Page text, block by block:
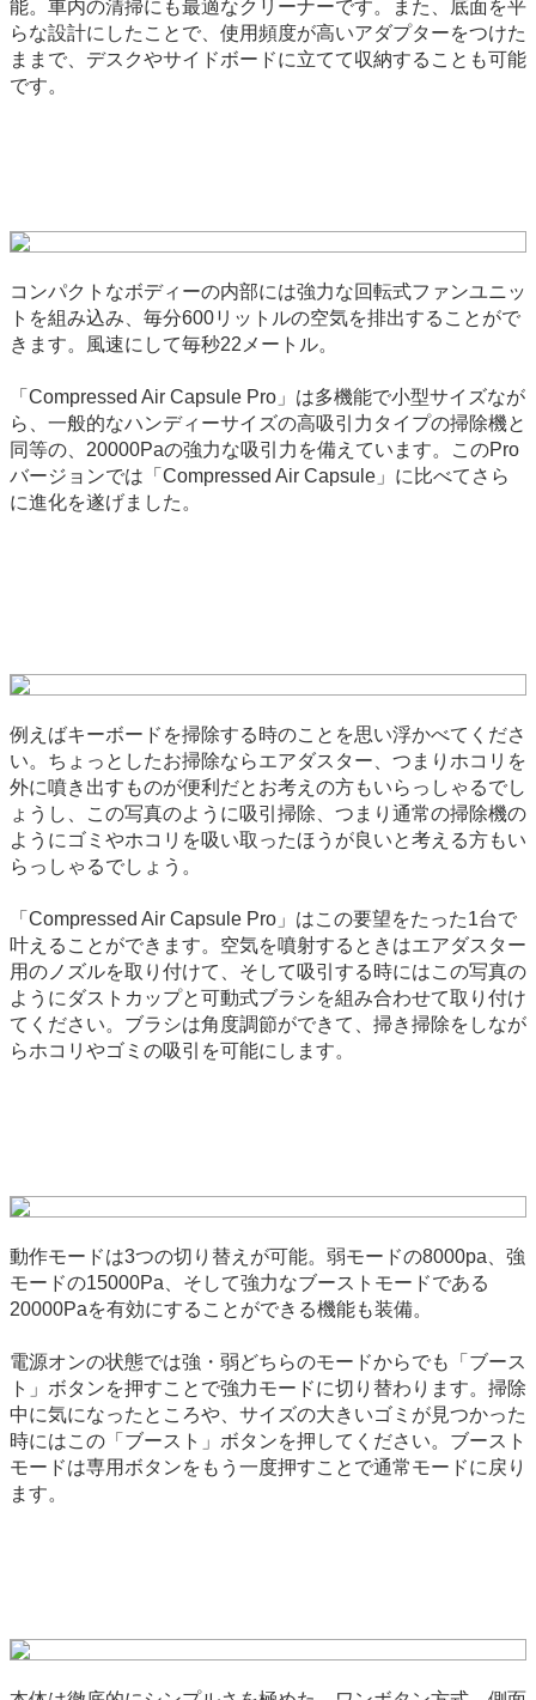
能。車内の清掃にも最適なクリーナーです。また、底面を平
らな設計にしたことで、使用頻度が高いアダプターをつけた
ままで、デスクやサイドボードに立てて収納することも可能
です。
コンパクトなボディーの内部には強力な回転式ファンユニッ
トを組み込み、毎分600リットルの空気を排出することがで
きます。風速にして毎秒22メートル。
「Compressed Air Capsule Pro」は多機能で小型サイズなが
ら、一般的なハンディーサイズの高吸引力タイプの掃除機と
同等の、20000Paの強力な吸引力を備えています。このPro
バージョンでは「Compressed Air Capsule」に比べてさら
に進化を遂げました。
例えばキーボードを掃除する時のことを思い浮かべてくださ
い。ちょっとしたお掃除ならエアダスター、つまりホコリを
外に噴き出すものが便利だとお考えの方もいらっしゃるでし
ょうし、この写真のように吸引掃除、つまり通常の掃除機の
ようにゴミやホコリを吸い取ったほうが良いと考える方もい
らっしゃるでしょう。
「Compressed Air Capsule Pro」はこの要望をたった1台で
叶えることができます。空気を噴射するときはエアダスター
用のノズルを取り付けて、そして吸引する時にはこの写真の
ようにダストカップと可動式ブラシを組み合わせて取り付け
てください。ブラシは角度調節ができて、掃き掃除をしなが
らホコリやゴミの吸引を可能にします。
動作モードは3つの切り替えが可能。弱モードの8000pa、強
モードの15000Pa、そして強力なブーストモードである
20000Paを有効にすることができる機能も装備。
電源オンの状態では強・弱どちらのモードからでも「ブース
ト」ボタンを押すことで強力モードに切り替わります。掃除
中に気になったところや、サイズの大きいゴミが見つかった
時にはこの「ブースト」ボタンを押してください。ブースト
モードは専用ボタンをもう一度押すことで通常モードに戻り
ます。